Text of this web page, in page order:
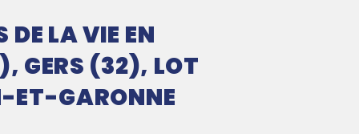
LA VIE EN
GERS (32), LOT
ET-GARONNE